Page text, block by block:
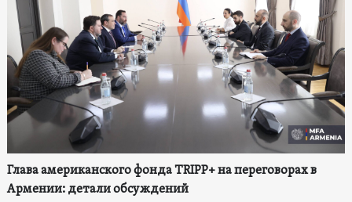
Глава американского фонда TRIPP+ на переговорах в
Армении: детали обсуждений